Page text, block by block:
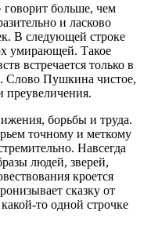
говорит больше, чем
и ласково
В следующей строке
умирающей. Такое
встречается только в
Слово Пушкина чистое,
борьбы и труда.
точному и меткому
Навсегда
людей, зверей,
кроется
сказку от
то одной строчке